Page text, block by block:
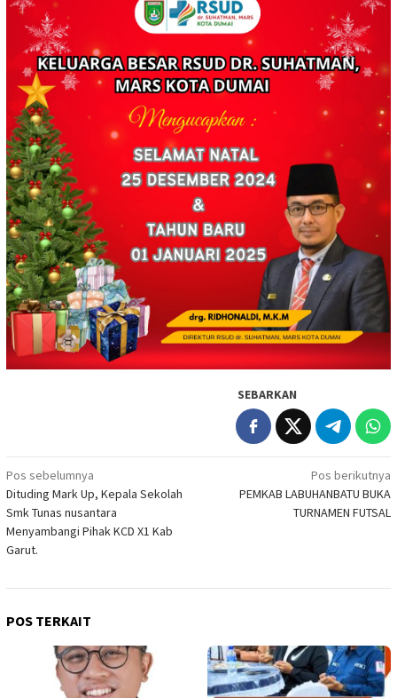
SEBARKAN
Navigasi
pos
Pos sebelumnya
Dituding Mark Up, Kepala Sekolah
Smk Tunas nusantara
Menyambangi Pihak KCD X1 Kab
Garut.
Pos berikutnya
PEMKAB LABUHANBATU BUKA
TURNAMEN FUTSAL
POS TERKAIT